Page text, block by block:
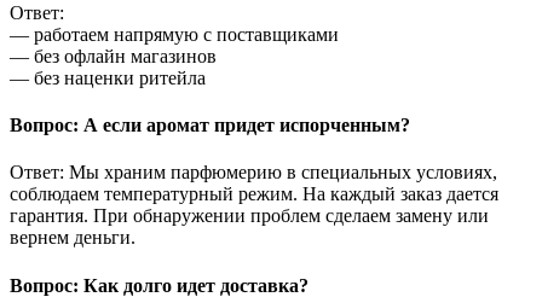
Ответ:
— работаем напрямую с поставщиками
— без офлайн магазинов
— без наценки ритейла
Вопрос: А если аромат придет испорченным?
Ответ: Мы храним парфюмерию в специальных условиях,
соблюдаем температурный режим. На каждый заказ дается
гарантия. При обнаружении проблем сделаем замену или
вернем деньги.
Вопрос: Как долго идет доставка?